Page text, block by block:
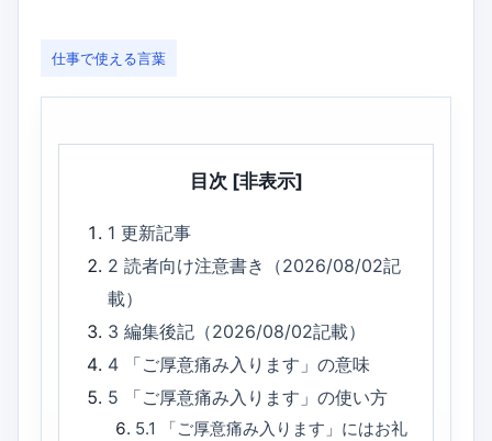
仕事で使える言葉
目次 [非表示]
1更新記事
2読者向け注意書き（2026/08/02記
載）
3編集後記（2026/08/02記載）
4
「ご厚意痛み入ります」の意味
5
「ご厚意痛み入ります」の使い方
5.1
「ご厚意痛み入ります」にはお礼